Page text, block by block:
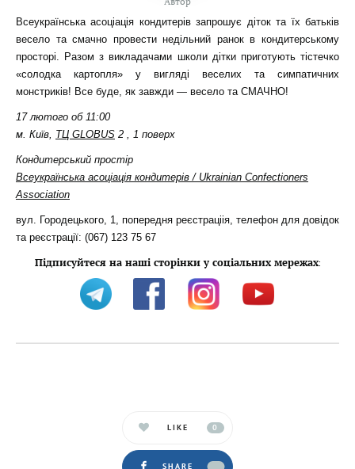
Всеукраїнська асоціація кондитерів запрошує діток та їх батьків
весело та смачно провести недільний ранок в кондитерському
просторі. Разом з викладачами школи дітки приготують тістечко
«солодка картопля» у вигляді веселих та симпатичних
монстриків! Все буде, як завжди — весело та СМАЧНО!
17 лютого об 11:00
м. Київ, ТЦ GLOBUS 2 , 1 поверх
Кондитерський простір
Всеукраїнська асоціація кондитерів / Ukrainian Confectioners
Association
вул. Городецького, 1, попередня реєстраціія, телефон для довідок
та реєстрації: (067) 123 75 67
Підписуйтеся на наші сторінки у соціальних мережах:
LIKE 0
SHARE